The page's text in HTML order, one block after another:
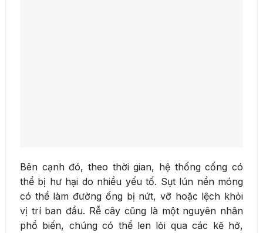
Bên cạnh đó, theo thời gian, hệ thống cống có
thể bị hư hại do nhiều yếu tố. Sụt lún nền móng
có thể làm đường ống bị nứt, vỡ hoặc lệch khỏi
vị trí ban đầu. Rễ cây cũng là một nguyên nhân
phổ biến, chúng có thể len lỏi qua các kẽ hở,